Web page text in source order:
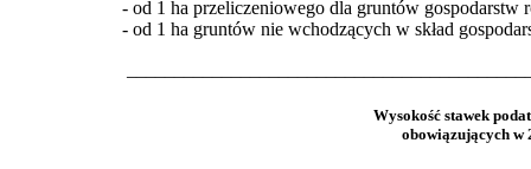
- od 1 ha przeliczeniowego dla gruntów gospodarstw
- od 1 ha gruntów nie wchodzących w skład
Wysokość stawek
obowiązujących w